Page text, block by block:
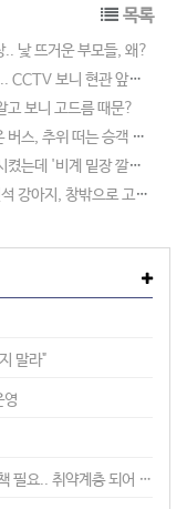
목록
낯 뜨거운 부모들, 왜?
보니 현관 앞에 '쾅'
고 보니 고드름 때문?
추위 떠는 승객 두고 '쌩'
는데 '비계 밑장 깔기'?
아지, 창밖으로 고개 '슥'
말라"
영
∙︎ 李 "청년의 자산·주거·결혼 등 삶에 닿는 정책 필요.. 취약계층 되어 간다"